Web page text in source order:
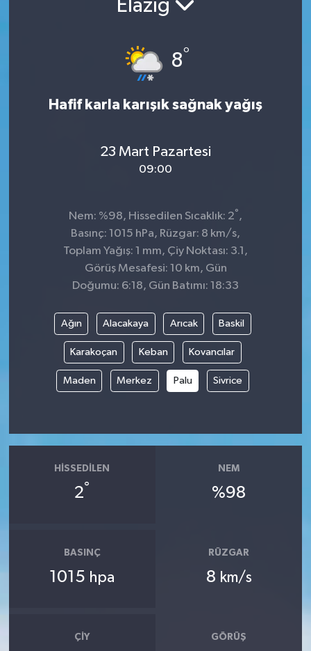
Elazığ
8°
Hafif karla karışık sağnak yağış
23 Mart Pazartesi
09:00
Nem: %98, Hissedilen Sıcaklık: 2° ,
Basınç: 1015 hPa, Rüzgar: 8 km/s,
Toplam Yağış: 1 mm, Çiy Noktası: 3.1,
Görüş Mesafesi: 10 km, Gün
Doğumu: 6:18, Gün Batımı: 18:33
Ağın Alacakaya Arıcak Baskil
Karakoçan Keban Kovancılar
Maden Merkez Palu Sivrice
HISSEDILEN
2°
NEM
%98
BASINÇ
1015 hpa
RÜZGAR
8 km/s
ÇIY GÖRÜŞ